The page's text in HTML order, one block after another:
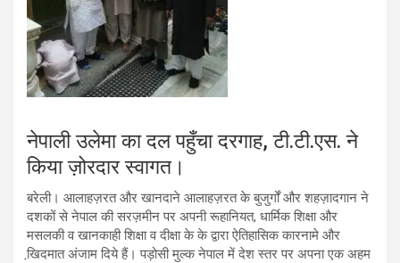
नेपाली उलेमा का दल पहुँचा दरगाह, टी.टी.एस. ने
किया ज़ोरदार स्वागत।
बरेली। आलाहज़रत और खानदाने आलाहज़रत के बुजुर्गों और शहज़ादगान ने
दशकों से नेपाल की सरज़मीन पर अपनी रूहानियत, धार्मिक शिक्षा और
मसलकी व खानकाही शिक्षा व दीक्षा के के द्वारा ऐतिहासिक कारनामे और
खि़दमात अंजाम दिये हैं। पड़ोसी मुल्क नेपाल में देश स्तर पर अपना एक अहम